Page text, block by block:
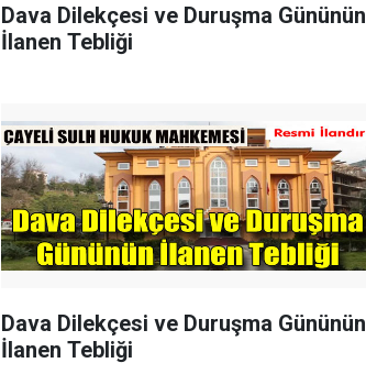
Dava Dilekçesi ve Duruşma Gününün
İlanen Tebliği
Dava Dilekçesi ve Duruşma Gününün
İlanen Tebliği